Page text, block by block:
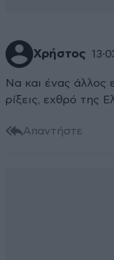
Χρήστος
Να και ένας άλλος
ρίξεις, εχθρό της
Απαντήστε